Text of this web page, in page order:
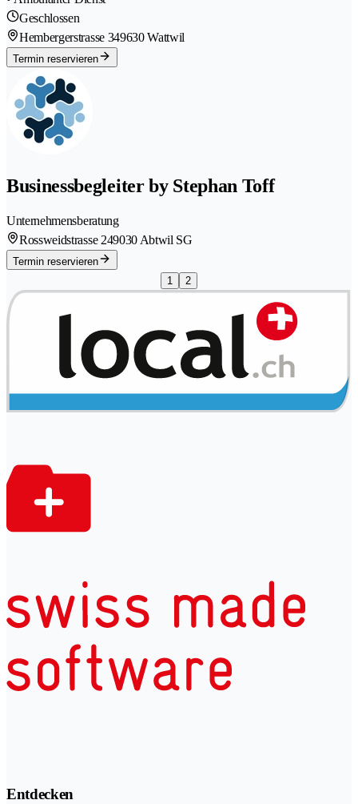
Geschlossen
Hembergerstrasse 349630 Wattwil
Termin reservieren
Businessbegleiter by Stephan Toff
Unternehmensberatung
Rossweidstrasse 249030 Abtwil SG
Termin reservieren
1
2
Entdecken